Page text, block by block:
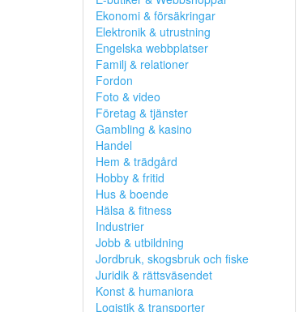
Ekonomi & försäkringar
Elektronik & utrustning
Engelska webbplatser
Familj & relationer
Fordon
Foto & video
Företag & tjänster
Gambling & kasino
Handel
Hem & trädgård
Hobby & fritid
Hus & boende
Hälsa & fitness
Industrier
Jobb & utbildning
Jordbruk, skogsbruk och fiske
Juridik & rättsväsendet
Konst & humaniora
Logistik & transporter